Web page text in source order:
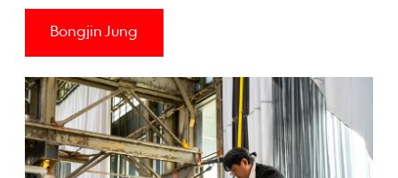
Bongjin Jung